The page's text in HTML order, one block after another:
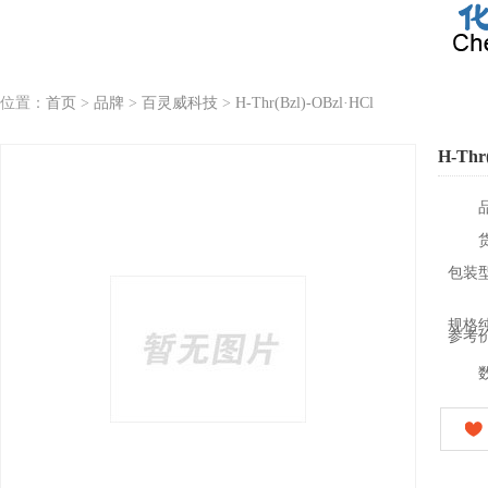
位置： 首页 > 品牌 > 百灵威科技 > H-Thr(Bzl)-OBzl·HCl
H-
包装
规格
参考